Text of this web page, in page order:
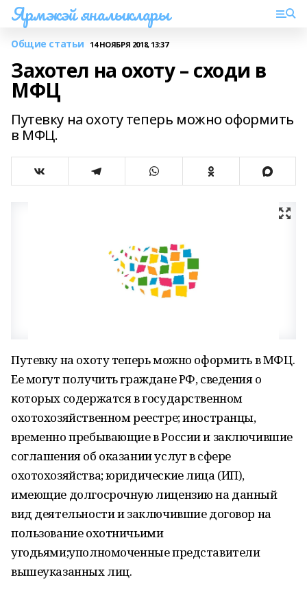
Ярмэкэй яналыклары
Общие статьи 14 НОЯБРЯ 2018, 13:37
Захотел на охоту – сходи в
МФЦ
Путевку на охоту теперь можно оформить
в МФЦ.
Путевку на охоту теперь можно оформить в МФЦ.
Ее могут получить граждане РФ, сведения о
которых содержатся в государственном
охотохозяйственном реестре; иностранцы,
временно пребывающие в России и заключившие
соглашения об оказании услуг в сфере
охотохозяйства; юридические лица (ИП),
имеющие долгосрочную лицензию на данный
вид деятельности и заключившие договор на
пользование охотничьими
угодьями;уполномоченные представители
вышеуказанных лиц.